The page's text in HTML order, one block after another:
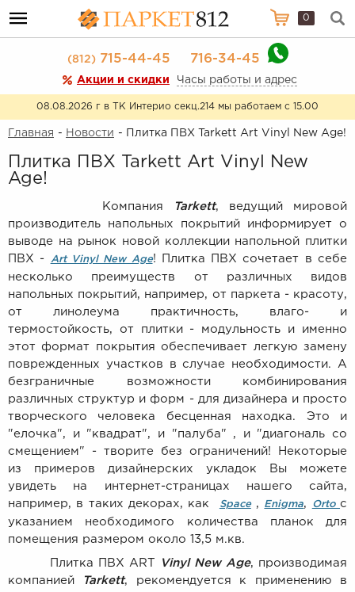
0
(812)715-44-45 716-34-45
Акции и скидки Часы работы и адрес
08.08.2026 г в ТК Интерио секц.214 мы работаем с 15.00
Главная - Новости - Плитка ПВХ Tarkett Art Vinyl New Age!
Плитка ПВХ Tarkett Art Vinyl New
Age!
Компания Tarkett, ведущий мировой
производитель напольных покрытий информирует о
выводе на рынок новой коллекции напольной плитки
ПВХ -
Art Vinyl New Age! Плитка ПВХ сочетает в себе
несколько преимуществ от различных видов
напольных покрытий, например, от паркета - красоту,
от линолеума практичность, влаго- и
термостойкость, от плитки - модульность и именно
этот формат покрытия обеспечивает легкую замену
поврежденных участков в случае необходимости. А
безграничные возможности комбинирования
различных структур и форм - для дизайнера и просто
творческого человека бесценная находка. Это и
"елочка", и "квадрат", и "палуба" , и "диагональ со
смещением" - творите без ограничений! Некоторые
из примеров дизайнерских укладок Вы можете
увидеть на интернет-страницах нашего сайта,
например, в таких декорах, как
Space, Enigma, Ortoc
указанием необходимого количества планок для
помещения размером около 13,5 м.кв.
Плитка ПВХ ART Vinyl New Age, производимая
компанией
Tarkett, рекомендуется к применению в